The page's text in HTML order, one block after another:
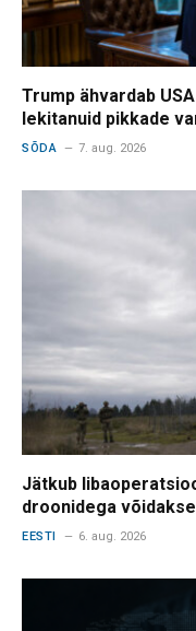
Trump ähvardab
lekitanuid pikkade
SÕDA 7. aug. 2026
Jätkub
droonidega
EESTI 6. aug. 2026